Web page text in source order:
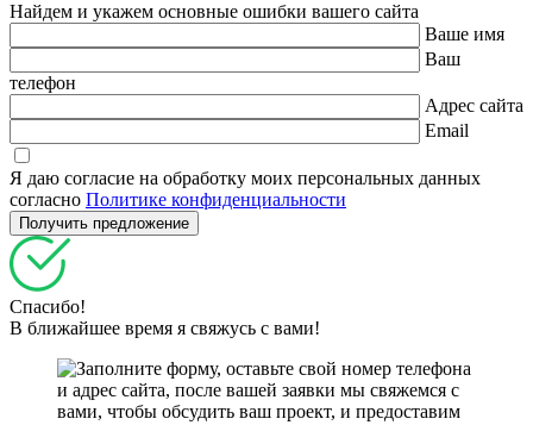
Найдем и укажем основные ошибки вашего сайта
Ваше имя
Ваш
телефон
Адрес сайта
Email
Я даю согласие на обработку моих персональных данных
согласно Политике конфиденциальности
Спасибо!
В ближайшее время я свяжусь с вами!